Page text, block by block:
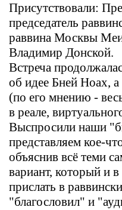
Присутствовали:
председатель
раввина Москвы
Владимир Донской.
Встреча
об идее Бней Ноах,
(по его мнению -
в реале,
Выспросили наши
представляем кое-
объяснив всё теми
вариант, который и
прислать в
"благословил" и